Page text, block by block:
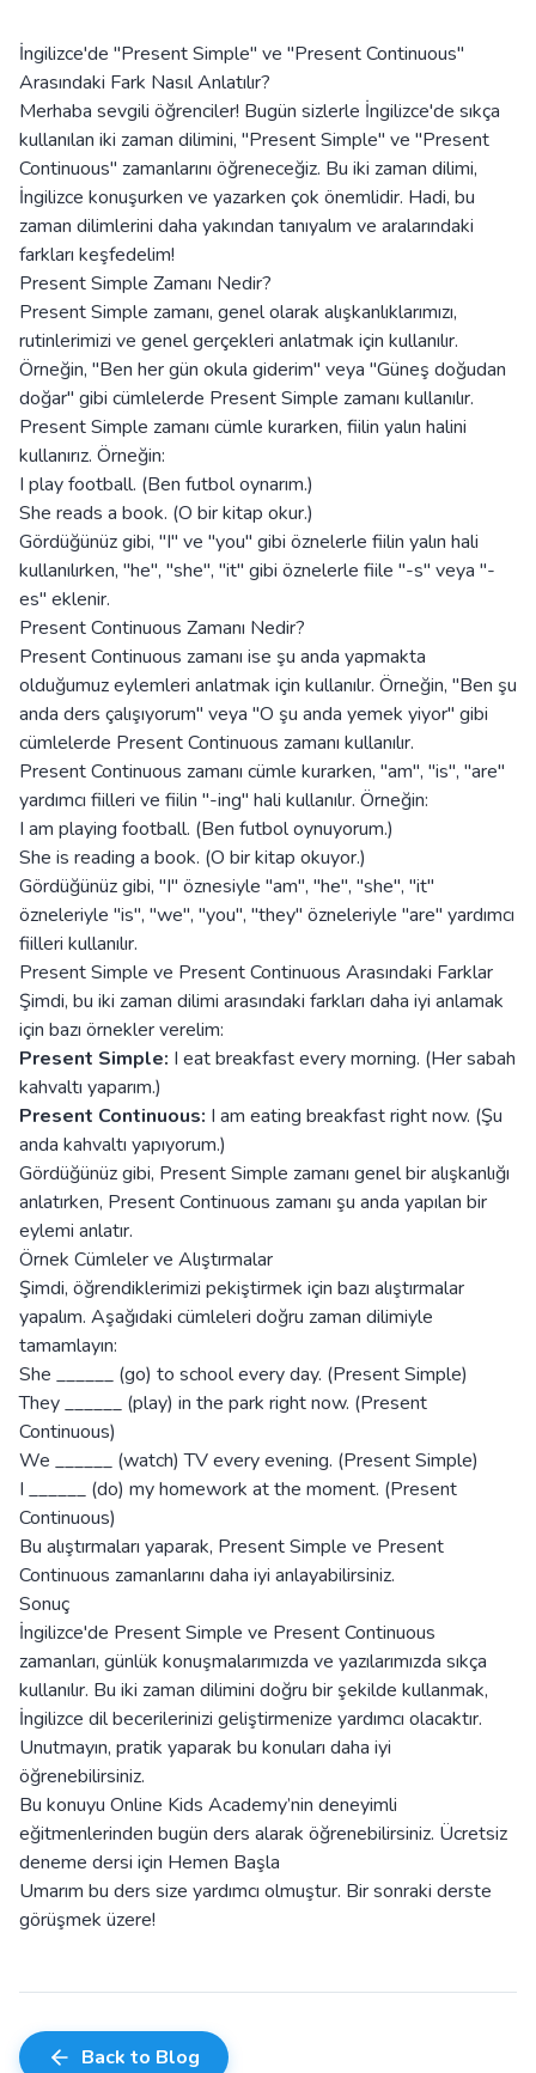
İngilizce'de "Present Simple" ve "Present Continuous"
Arasındaki Fark Nasıl Anlatılır?
Merhaba sevgili öğrenciler! Bugün sizlerle İngilizce'de sıkça
kullanılan iki zaman dilimini, "Present Simple" ve "Present
Continuous" zamanlarını öğreneceğiz. Bu iki zaman dilimi,
İngilizce konuşurken ve yazarken çok önemlidir. Hadi, bu
zaman dilimlerini daha yakından tanıyalım ve aralarındaki
farkları keşfedelim!
Present Simple Zamanı Nedir?
Present Simple zamanı, genel olarak alışkanlıklarımızı,
rutinlerimizi ve genel gerçekleri anlatmak için kullanılır.
Örneğin, "Ben her gün okula giderim" veya "Güneş doğudan
doğar" gibi cümlelerde Present Simple zamanı kullanılır.
Present Simple zamanı cümle kurarken, fiilin yalın halini
kullanırız. Örneğin:
I play football. (Ben futbol oynarım.)
She reads a book. (O bir kitap okur.)
Gördüğünüz gibi, "I" ve "you" gibi öznelerle fiilin yalın hali
kullanılırken, "he", "she", "it" gibi öznelerle fiile "-s" veya "-
es" eklenir.
Present Continuous Zamanı Nedir?
Present Continuous zamanı ise şu anda yapmakta
olduğumuz eylemleri anlatmak için kullanılır. Örneğin, "Ben şu
anda ders çalışıyorum" veya "O şu anda yemek yiyor" gibi
cümlelerde Present Continuous zamanı kullanılır.
Present Continuous zamanı cümle kurarken, "am", "is", "are"
yardımcı fiilleri ve fiilin "-ing" hali kullanılır. Örneğin:
I am playing football. (Ben futbol oynuyorum.)
She is reading a book. (O bir kitap okuyor.)
Gördüğünüz gibi, "I" öznesiyle "am", "he", "she", "it"
özneleriyle "is", "we", "you", "they" özneleriyle "are" yardımcı
fiilleri kullanılır.
Present Simple ve Present Continuous Arasındaki Farklar
Şimdi, bu iki zaman dilimi arasındaki farkları daha iyi anlamak
için bazı örnekler verelim:
Present Simple: I eat breakfast every morning. (Her sabah
kahvaltı yaparım.)
Present Continuous: I am eating breakfast right now. (Şu
anda kahvaltı yapıyorum.)
Gördüğünüz gibi, Present Simple zamanı genel bir alışkanlığı
anlatırken, Present Continuous zamanı şu anda yapılan bir
eylemi anlatır.
Örnek Cümleler ve Alıştırmalar
Şimdi, öğrendiklerimizi pekiştirmek için bazı alıştırmalar
yapalım. Aşağıdaki cümleleri doğru zaman dilimiyle
tamamlayın:
She ______ (go) to school every day. (Present Simple)
They ______ (play) in the park right now. (Present
Continuous)
We ______ (watch) TV every evening. (Present Simple)
I ______ (do) my homework at the moment. (Present
Continuous)
Bu alıştırmaları yaparak, Present Simple ve Present
Continuous zamanlarını daha iyi anlayabilirsiniz.
Sonuç
İngilizce'de Present Simple ve Present Continuous
zamanları, günlük konuşmalarımızda ve yazılarımızda sıkça
kullanılır. Bu iki zaman dilimini doğru bir şekilde kullanmak,
İngilizce dil becerilerinizi geliştirmenize yardımcı olacaktır.
Unutmayın, pratik yaparak bu konuları daha iyi
öğrenebilirsiniz.
Bu konuyu Online Kids Academy’nin deneyimli
eğitmenlerinden bugün ders alarak öğrenebilirsiniz. Ücretsiz
deneme dersi için Hemen Başla
Umarım bu ders size yardımcı olmuştur. Bir sonraki derste
görüşmek üzere!
Back to Blog